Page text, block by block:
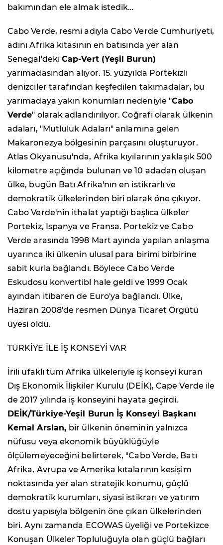
bakımından ele almak istedik…
Cabo Verde, resmi adıyla Cabo Verde Cumhuriyeti,
adını Afrika kıtasının en batısında yer alan
Senegal'dekiCap-Vert (Yeşil Burun)
yarımadasından alıyor. 15. yüzyılda Portekizli
denizciler tarafından keşfedilen takımadalar, bu
yarımadaya yakın konumları nedeniyle "Cabo
Verde" olarak adlandırılıyor. Coğrafi olarak ülkenin
adaları, "Mutluluk Adaları" anlamına gelen
Makaronezya bölgesinin parçasını oluşturuyor.
Atlas Okyanusu'nda, Afrika kıyılarının yaklaşık 500
kilometre açığında bulunan ve 10 adadan oluşan
ülke, bugün Batı Afrika'nın en istikrarlı ve
demokratik ülkelerinden biri olarak öne çıkıyor.
Cabo Verde'nin ithalat yaptığı başlıca ülkeler
Portekiz, İspanya ve Fransa. Portekiz ve Cabo
Verde arasında 1998 Mart ayında yapılan anlaşma
uyarınca iki ülkenin ulusal para birimi birbirine
sabit kurla bağlandı. Böylece Cabo Verde
Eskudosu konvertibl hale geldi ve 1999 Ocak
ayından itibaren de Euro'ya bağlandı. Ülke,
Haziran 2008'de resmen Dünya Ticaret Örgütü
üyesi oldu.
TÜRKİYE İLE İŞ KONSEYİ VAR
İrili ufaklı tüm Afrika ülkeleriyle iş konseyi kuran
Dış Ekonomik İlişkiler Kurulu (DEİK), Cape Verde ile
de 2017 yılında iş konseyini hayata geçirdi.
DEİK/Türkiye-Yeşil Burun İş Konseyi Başkanı
Kemal Arslan, bir ülkenin öneminin yalnızca
nüfusu veya ekonomik büyüklüğüyle
ölçülemeyeceğini belirterek, "Cabo Verde, Batı
Afrika, Avrupa ve Amerika kıtalarının kesişim
noktasında yer alan stratejik konumu, güçlü
demokratik kurumları, siyasi istikrarı ve yatırım
dostu yapısıyla bölgenin öne çıkan ülkelerinden
biri. Aynı zamanda ECOWAS üyeliği ve Portekizce
Konuşan Ülkeler Topluluğuyla olan güçlü bağları